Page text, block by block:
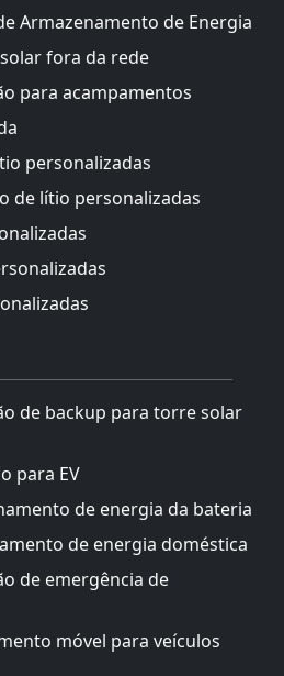
Armazenamento de Energia
fora da rede
para acampamentos
personalizadas
de lítio personalizadas
de backup para torre solar
para EV
de energia da bateria
de energia doméstica
de emergência de
móvel para veículos